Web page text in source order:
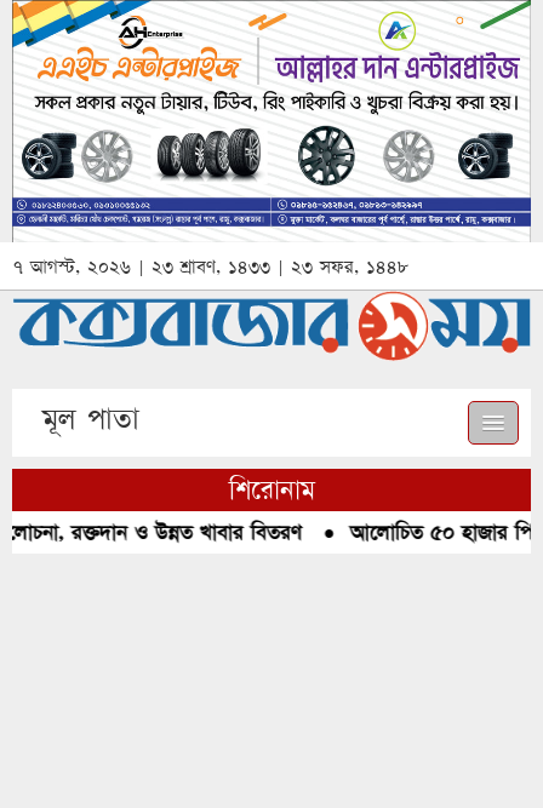
৭ আগস্ট, ২০২৬ | ২৩ শ্রাবণ, ১৪৩৩ | ২৩ সফর, ১৪৪৮
মূল পাতা
শিরোনাম
রক্তদান ও উন্নত খাবার বিতরণ●আলোচিত ৫০ হাজার পিস